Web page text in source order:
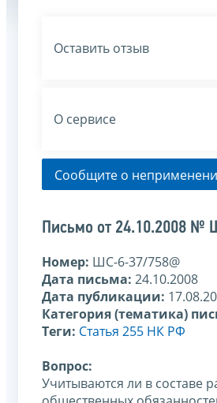
Оставить отзыв
О сервисе
Сообщите о
Письмо от 24.10.2008 №
Номер: ШС-6-37/758@
Дата письма: 24.10.2008
Дата публикации:
Категория (тематика)
Теги: Статья 255 НК РФ
Вопрос:
Учитываются ли в составе